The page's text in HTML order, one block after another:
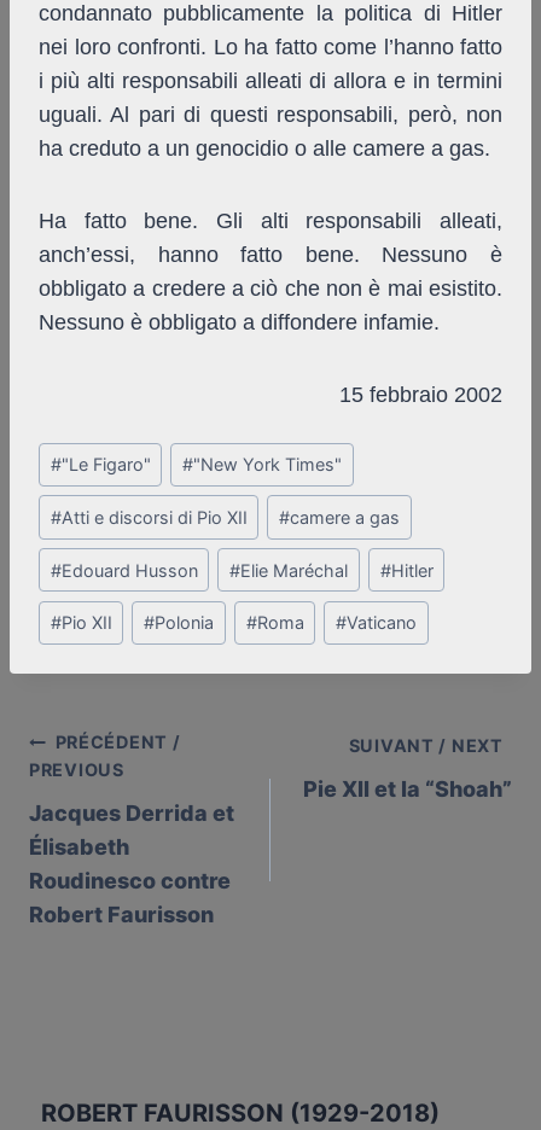
condannato pubblicamente la politica di Hitler
nei loro confronti. Lo ha fatto come l’hanno fatto
i più alti responsabili alleati di allora e in termini
uguali. Al pari di questi responsabili, però, non
ha creduto a un genocidio o alle camere a gas.
Ha fatto bene. Gli alti responsabili alleati,
anch’essi, hanno fatto bene. Nessuno è
obbligato a credere a ciò che non è mai esistito.
Nessuno è obbligato a diffondere infamie.
15 febbraio 2002
Post
Tags:
#"Le Figaro" #"New York Times"
#Atti e discorsi di Pio XII #camere a gas
#Edouard Husson #Elie Maréchal #Hitler
#Pio XII #Polonia #Roma #Vaticano
Post
navigation
PRÉCÉDENT /
PREVIOUS
Jacques Derrida et
Élisabeth
Roudinesco contre
Robert Faurisson
SUIVANT / NEXT
Pie XII et la “Shoah”
ROBERT FAURISSON (1929-2018)